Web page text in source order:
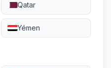
Qatar
Yémen